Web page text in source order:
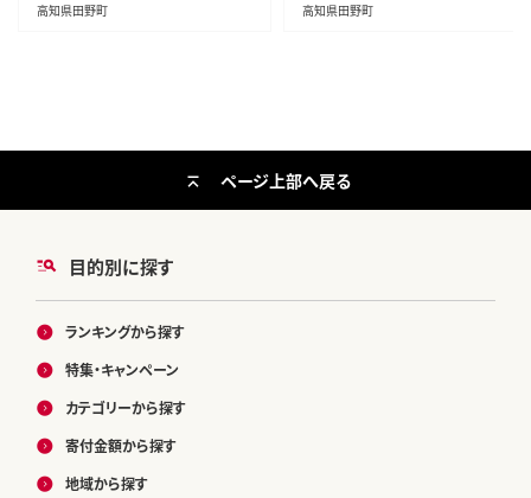
高知県田野町 高知県田野町
目的別に探す
ランキングから探す
特集・キャンペーン
カテゴリーから探す
寄付金額から探す
地域から探す
ページ上部へ戻る